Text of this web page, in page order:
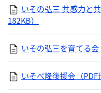
いその弘三 共感力と
182KB）
いその弘三を育てる会
いそべ隆後援会（PDF